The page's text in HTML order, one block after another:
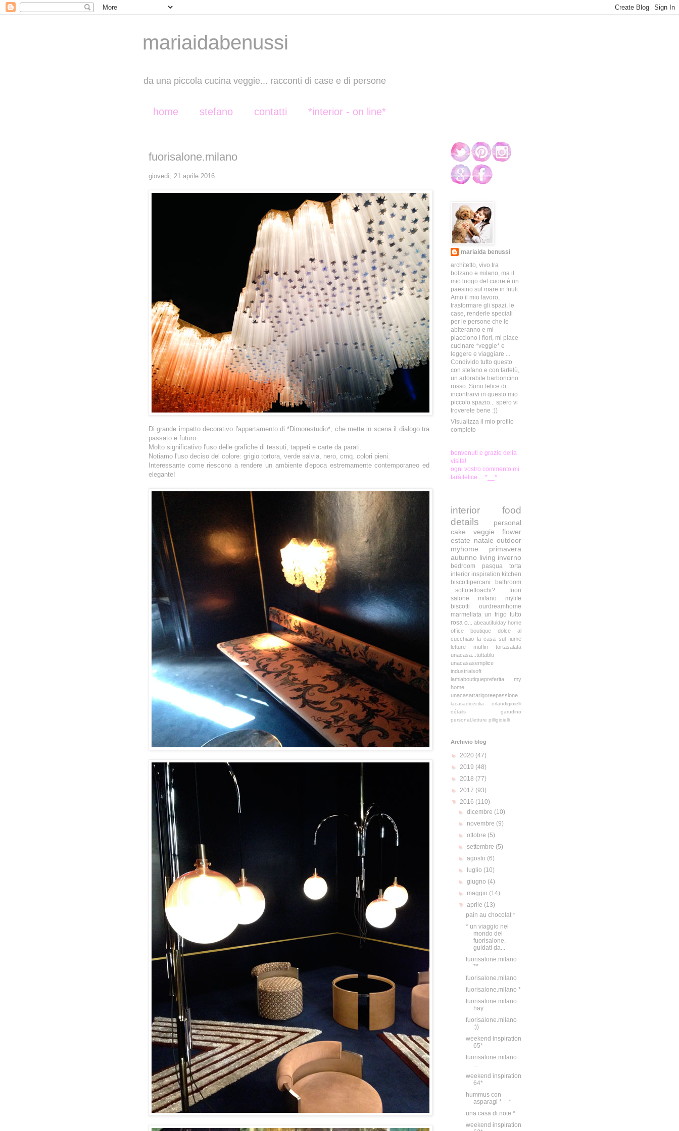
mariaidabenussi
da una piccola cucina veggie... racconti di case e di persone
home stefano contatti *interior - on line*
fuorisalone.milano
giovedì, 21 aprile 2016
Di grande impatto decorativo l'appartamento di *Dimorestudio*, che mette in scena il dialogo tra
passato e futuro.
Molto significativo l'uso delle grafiche di tessuti, tappeti e carte da parati.
Notiamo l'uso deciso del colore: grigio tortora, verde salvia, nero, cmq. colori pieni.
Interessante come riescono a rendere un ambiente d'epoca estremamente contemporaneo ed
elegante!
mariaida benussi
architetto, vivo tra
bolzano e milano, ma il
mio luogo del cuore è un
paesino sul mare in friuli.
Amo il mio lavoro,
trasformare gli spazi, le
case, renderle speciali
per le persone che le
abiteranno e mi
piacciono i fiori, mi piace
cucinare *veggie* e
leggere e viaggiare ...
Condivido tutto questo
con stefano e con farfelù,
un adorabile barboncino
rosso. Sono felice di
incontrarvi in questo mio
piccolo spazio... spero vi
troverete bene :))
Visualizza il mio profilo
completo
benvenuti e grazie della
visita!
ogni vostro commento mi
farà felice ... *__*
interior
food
details
personal
cake
veggie
flower
estate natale outdoor
myhome
primavera
autunno living inverno
bedroom pasqua
torta
interior inspiration kitchen
biscottipercani
bathroom
...sottotettoachi?
fuori
salone milano
mylife
biscotti
ourdreamhome
marmellata un frigo tutto
rosa o... abeautifulday home
office
boutique
dolce al
cucchiaio la casa sul fiume
letture
muffin
tortasalata
unacasa...tuttablu
unacasasemplice
industrialsoft
lamiaboutiquepreferita
my
home
unacasatrarigoreepassione
lacasadicecilia
orlandigioielli
détails
garudino
personal.letture pilligioielli
Archivio blog
► 2020 (47)
► 2019 (48)
► 2018 (77)
► 2017 (93)
▼ 2016 (110)
►dicembre (10)
► novembre (9)
►ottobre (5)
►settembre (5)
►agosto (6)
►
luglio (10)
►giugno (4)
► maggio (14)
▼aprile (13)
pain au chocolat *
* un viaggio nel
mondo del
fuorisalone,
guidati da...
fuorisalone.milano
**
fuorisalone.milano
fuorisalone.milano *
fuorisalone.milano :
hay
fuorisalone.milano
:))
weekend inspiration
65*
fuorisalone.milano :
...
weekend inspiration
64*
hummus con
asparagi *__*
una casa di note *
weekend inspiration